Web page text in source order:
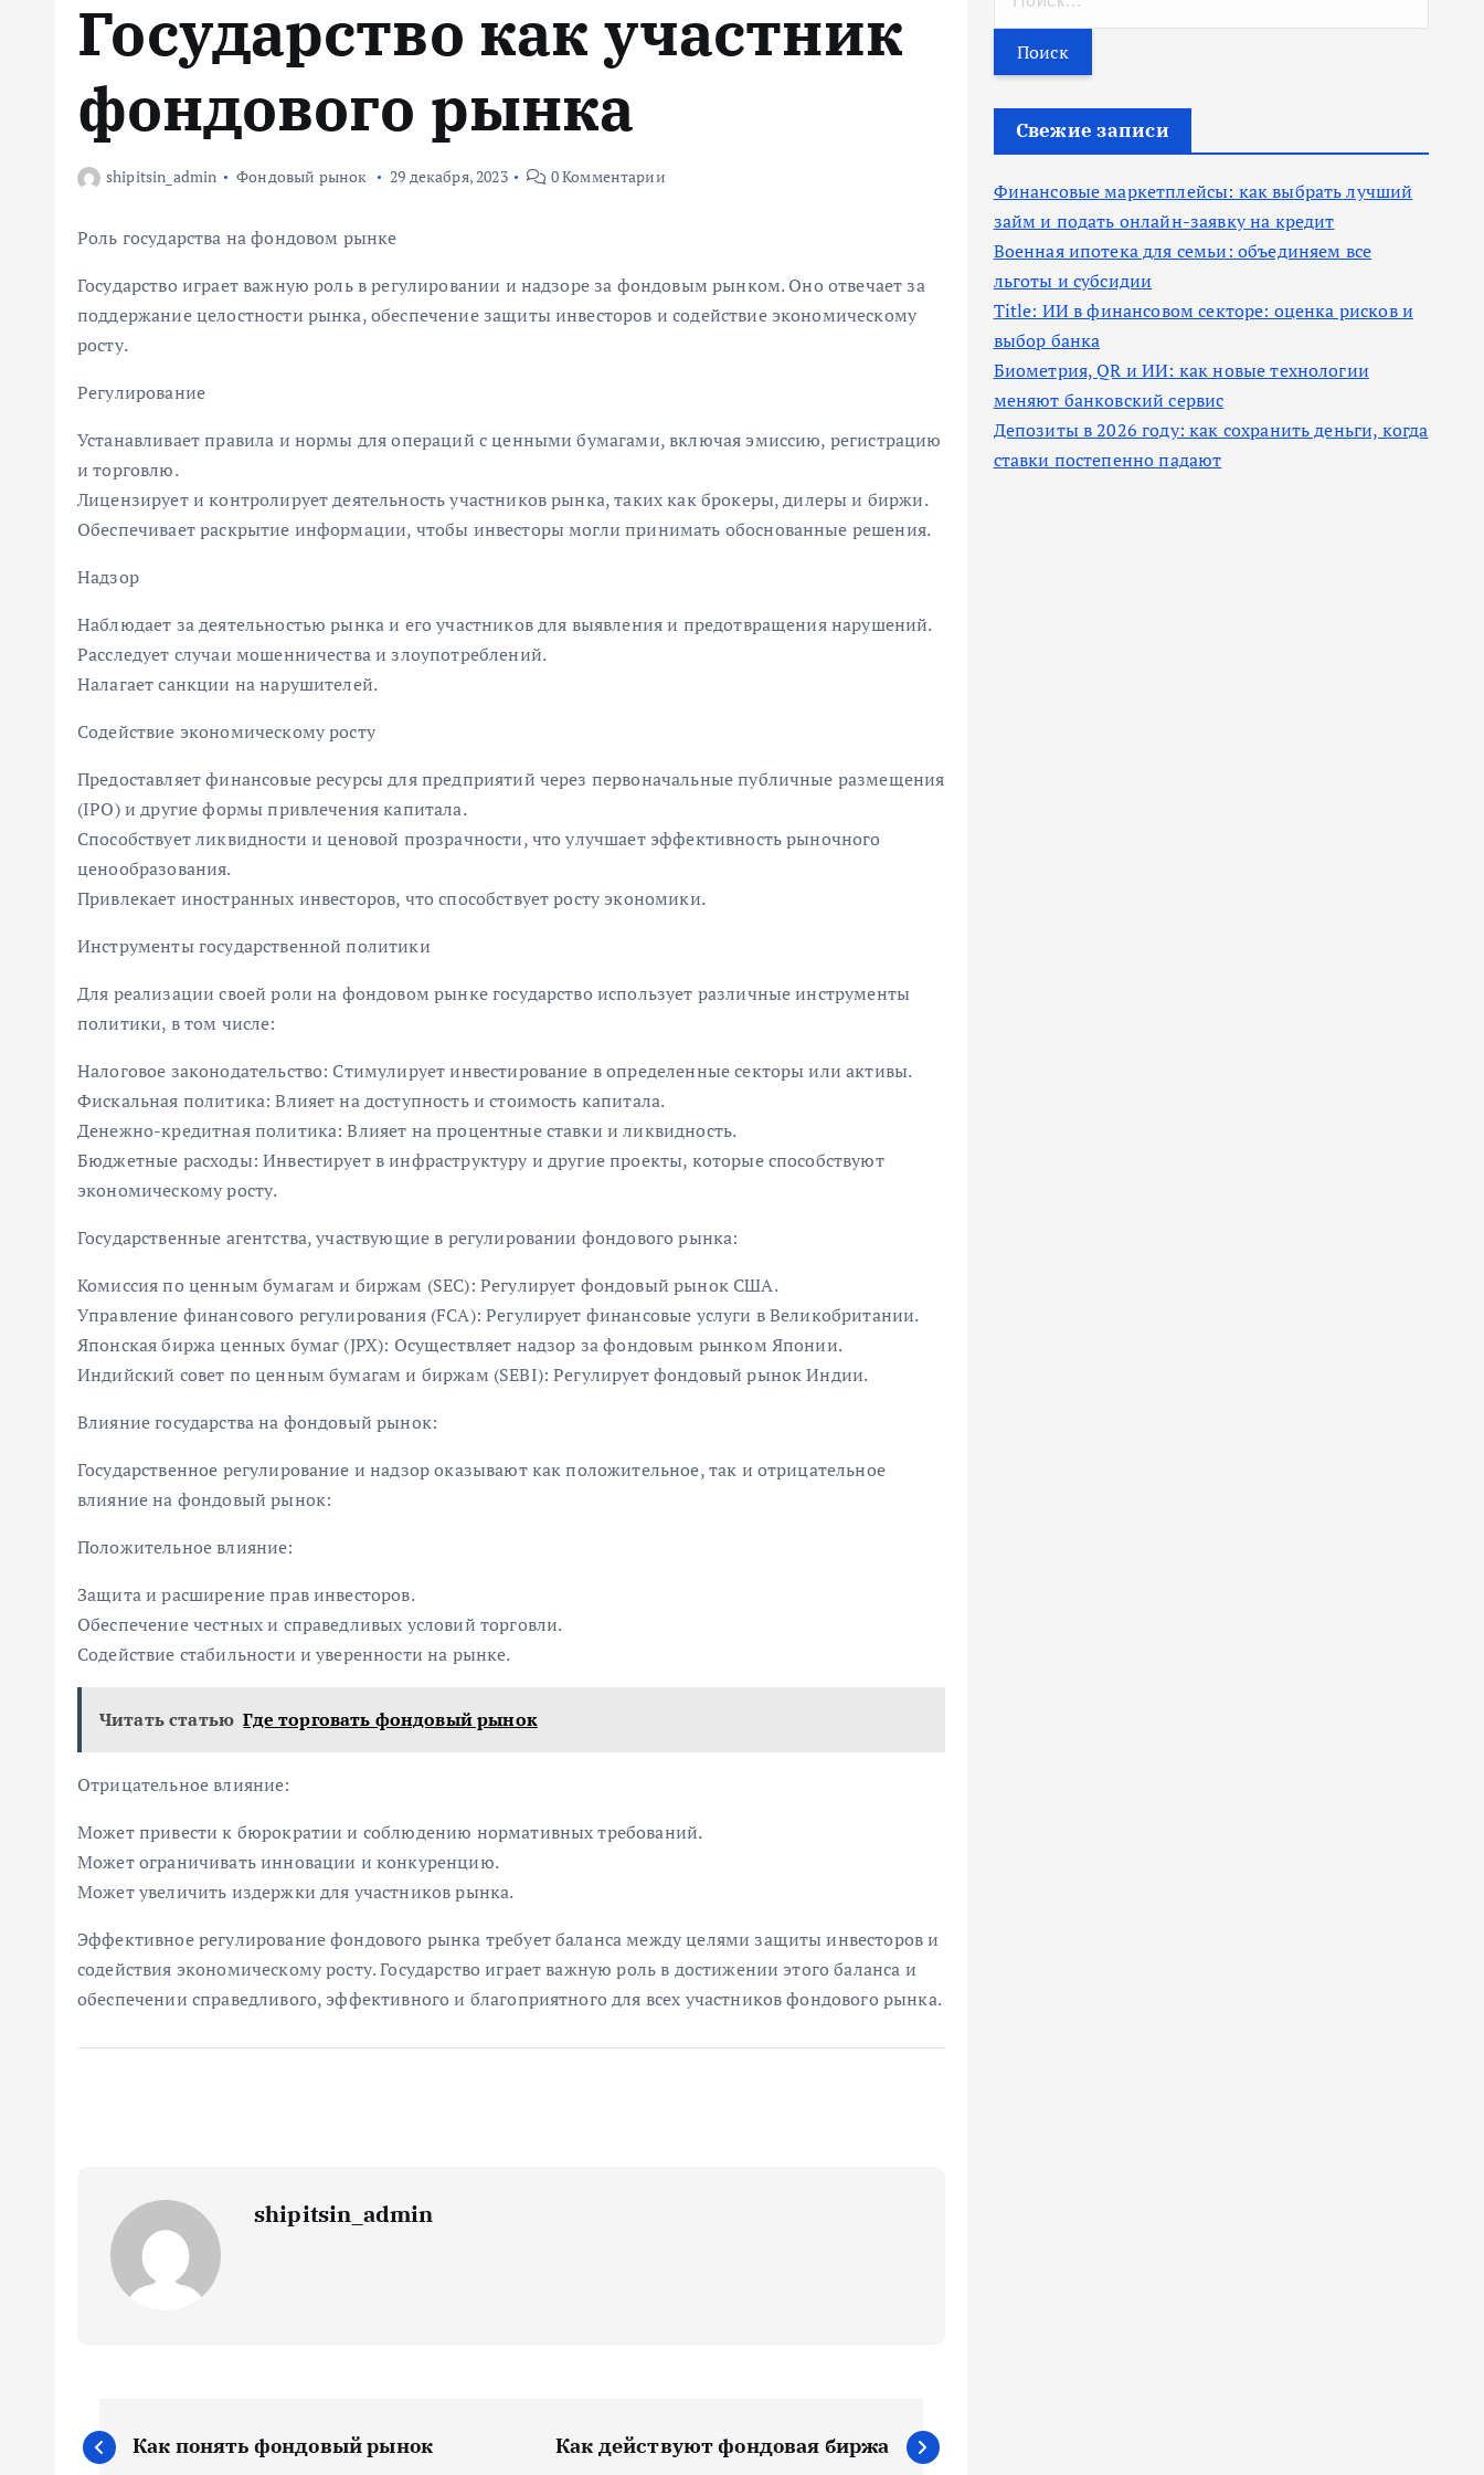
Государство как участник
фондового рынка
shipitsin_admin Фондовый рынок 29 декабря, 2023 0 Комментарии
Роль государства на фондовом рынке
Государство играет важную роль в регулировании и надзоре за фондовым рынком. Оно отвечает за
поддержание целостности рынка, обеспечение защиты инвесторов и содействие экономическому
росту.
Регулирование
Устанавливает правила и нормы для операций с ценными бумагами, включая эмиссию, регистрацию
и торговлю.
Лицензирует и контролирует деятельность участников рынка, таких как брокеры, дилеры и биржи.
Обеспечивает раскрытие информации, чтобы инвесторы могли принимать обоснованные решения.
Надзор
Наблюдает за деятельностью рынка и его участников для выявления и предотвращения нарушений.
Расследует случаи мошенничества и злоупотреблений.
Налагает санкции на нарушителей.
Содействие экономическому росту
Предоставляет финансовые ресурсы для предприятий через первоначальные публичные размещения
(IPO) и другие формы привлечения капитала.
Способствует ликвидности и ценовой прозрачности, что улучшает эффективность рыночного
ценообразования.
Привлекает иностранных инвесторов, что способствует росту экономики.
Инструменты государственной политики
Для реализации своей роли на фондовом рынке государство использует различные инструменты
политики, в том числе:
Налоговое законодательство: Стимулирует инвестирование в определенные секторы или активы.
Фискальная политика: Влияет на доступность и стоимость капитала.
Денежно-кредитная политика: Влияет на процентные ставки и ликвидность.
Бюджетные расходы: Инвестирует в инфраструктуру и другие проекты, которые способствуют
экономическому росту.
Государственные агентства, участвующие в регулировании фондового рынка:
Комиссия по ценным бумагам и биржам (SEC): Регулирует фондовый рынок США.
Управление финансового регулирования (FCA): Регулирует финансовые услуги в Великобритании.
Японская биржа ценных бумаг (JPX): Осуществляет надзор за фондовым рынком Японии.
Индийский совет по ценным бумагам и биржам (SEBI): Регулирует фондовый рынок Индии.
Влияние государства на фондовый рынок:
Государственное регулирование и надзор оказывают как положительное, так и отрицательное
влияние на фондовый рынок:
Положительное влияние:
Защита и расширение прав инвесторов.
Обеспечение честных и справедливых условий торговли.
Содействие стабильности и уверенности на рынке.
Читать статью Где торговать фондовый рынок
Отрицательное влияние:
Может привести к бюрократии и соблюдению нормативных требований.
Может ограничивать инновации и конкуренцию.
Может увеличить издержки для участников рынка.
Эффективное регулирование фондового рынка требует баланса между целями защиты инвесторов и
содействия экономическому росту. Государство играет важную роль в достижении этого баланса и
обеспечении справедливого, эффективного и благоприятного для всех участников фондового рынка.
shipitsin_admin
Н
Как понять фондовый рынок Как действуют фондовая биржа
т
и
Свежие записи
Финансовые маркетплейсы: как выбрать лучший
займ и подать онлайн-заявку на кредит
Военная ипотека для семьи: объединяем все
льготы и субсидии
Title: ИИ в финансовом секторе: оценка рисков и
выбор банка
Биометрия, QR и ИИ: как новые технологии
меняют банковский сервис
Депозиты в 2026 году: как сохранить деньги, когда
ставки постепенно падают